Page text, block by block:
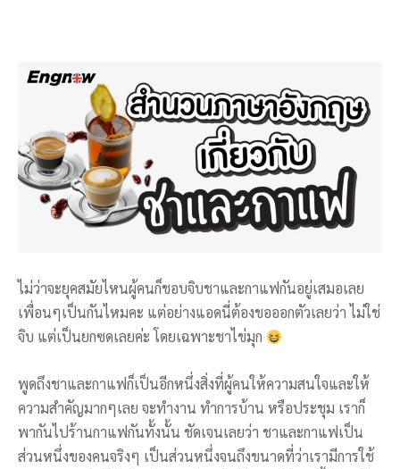
ไม่ว่าจะยุคสมัยไหนผู้คนก็ชอบจิบชาและกาแฟกันอยู่เสมอเลย
เพื่อนๆเป็นกันไหมคะ แต่อย่างแอดนี่ต้องขอออกตัวเลยว่า ไม่ใช่
จิบ แต่เป็นยกซดเลยค่ะ โดยเฉพาะชาไข่มุก
พูดถึงชาและกาแฟก็เป็นอีกหนึ่งสิ่งที่ผู้คนให้ความสนใจและให้
ความสำคัญมากๆเลย จะทำงาน ทำการบ้าน หรือประชุม เราก็
พากันไปร้านกาแฟกันทั้งนั้น ชัดเจนเลยว่า ชาและกาแฟเป็น
ส่วนหนึ่งของคนจริงๆ เป็นส่วนหนึ่งจนถึงขนาดที่ว่าเรามีการใช้